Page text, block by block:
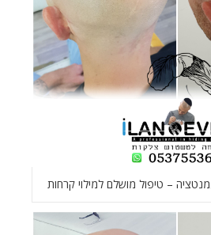
– טיפול מושלם למילוי קרחות